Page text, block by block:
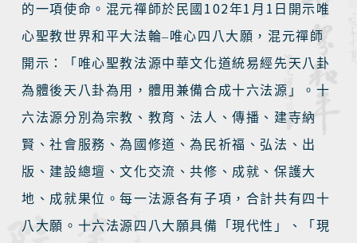
的一項使命。混元禪師於民國 102年1 月 1 日開示唯
心聖教世界和平大法輪–唯心四八大願，混元禪師
開示：「唯心聖教法源中華文化道統易經先天八卦
為體後天八卦為用，體用兼備合成十六法源」。十
六法源分別為宗教、教育、法人、傳播、建寺納
賢、社會服務、為國修道、為民祈福、弘法、出
版、建設總壇、文化交流、共修、成就、保護大
地、成就果位。每一法源各有子項，合計共有四十
八大願。十六法源四八大願具備「現代性」、「現